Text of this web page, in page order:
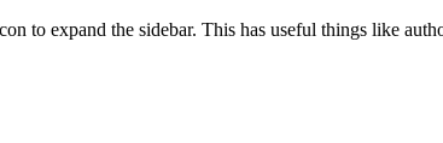
to expand the sidebar. This has useful things like